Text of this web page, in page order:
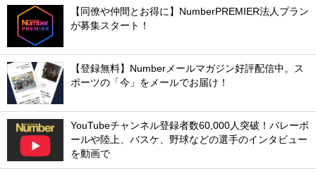
【同僚や仲間とお得に】NumberPREMIER法人プラン
が募集スタート！
【登録無料】Numberメールマガジン好評配信中。ス
ポーツの「今」をメールでお届け！
YouTubeチャンネル登録者数60,000人突破！バレーボ
ールや陸上、バスケ、野球などの選手のインタビュー
を動画で